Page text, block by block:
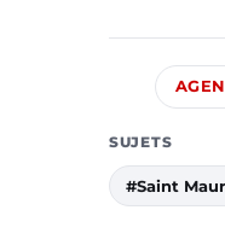
SUJETS
#Saint